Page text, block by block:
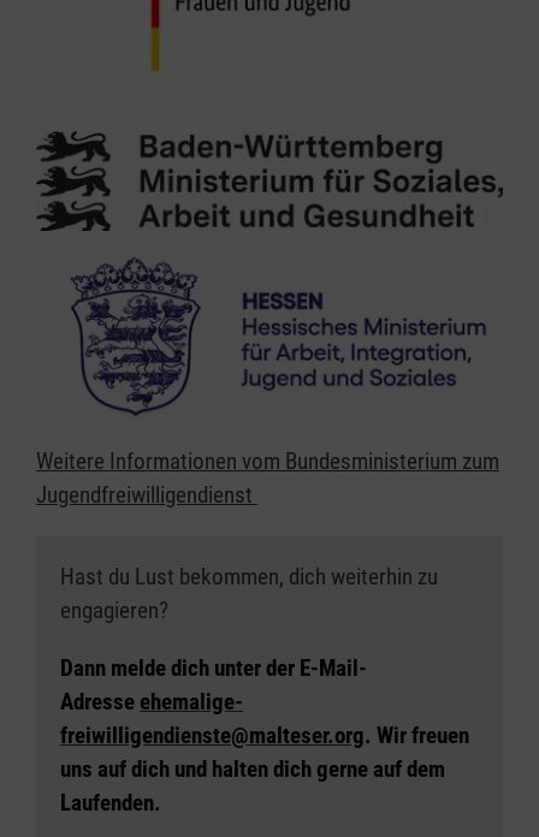
Weitere Informationen vom Bundesministerium zum
Jugendfreiwilligendienst
Hast du Lust bekommen, dich weiterhin zu
engagieren?
Dann melde dich unter der E-Mail-
Adresse ehemalige-
freiwilligendienste@malteser.org. Wir freuen
uns auf dich und halten dich gerne auf dem
Laufenden.